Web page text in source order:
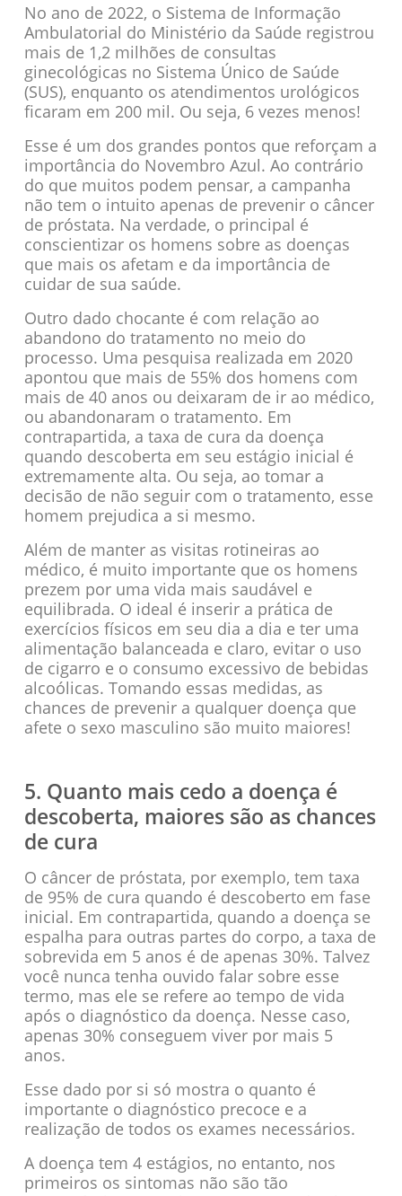
No ano de 2022, o Sistema de Informação
Ambulatorial do Ministério da Saúde registrou
mais de 1,2 milhões de consultas
ginecológicas no Sistema Único de Saúde
(SUS), enquanto os atendimentos urológicos
ficaram em 200 mil. Ou seja, 6 vezes menos!
Esse é um dos grandes pontos que reforçam a
importância do Novembro Azul. Ao contrário
do que muitos podem pensar, a campanha
não tem o intuito apenas de prevenir o câncer
de próstata. Na verdade, o principal é
conscientizar os homens sobre as doenças
que mais os afetam e da importância de
cuidar de sua saúde.
Outro dado chocante é com relação ao
abandono do tratamento no meio do
processo. Uma pesquisa realizada em 2020
apontou que mais de 55% dos homens com
mais de 40 anos ou deixaram de ir ao médico,
ou abandonaram o tratamento. Em
contrapartida, a taxa de cura da doença
quando descoberta em seu estágio inicial é
extremamente alta. Ou seja, ao tomar a
decisão de não seguir com o tratamento, esse
homem prejudica a si mesmo.
Além de manter as visitas rotineiras ao
médico, é muito importante que os homens
prezem por uma vida mais saudável e
equilibrada. O ideal é inserir a prática de
exercícios físicos em seu dia a dia e ter uma
alimentação balanceada e claro, evitar o uso
de cigarro e o consumo excessivo de bebidas
alcoólicas. Tomando essas medidas, as
chances de prevenir a qualquer doença que
afete o sexo masculino são muito maiores!
5. Quanto mais cedo a doença é
descoberta, maiores são as chances
de cura
O câncer de próstata, por exemplo, tem taxa
de 95% de cura quando é descoberto em fase
inicial. Em contrapartida, quando a doença se
espalha para outras partes do corpo, a taxa de
sobrevida em 5 anos é de apenas 30%. Talvez
você nunca tenha ouvido falar sobre esse
termo, mas ele se refere ao tempo de vida
após o diagnóstico da doença. Nesse caso,
apenas 30% conseguem viver por mais 5
anos.
Esse dado por si só mostra o quanto é
importante o diagnóstico precoce e a
realização de todos os exames necessários.
A doença tem 4 estágios, no entanto, nos
primeiros os sintomas não são tão